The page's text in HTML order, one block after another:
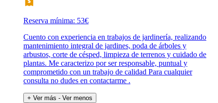
Reserva mínima: 53€
Cuento con experiencia en trabajos de jardinería, realizando
mantenimiento integral de jardines, poda de árboles y
arbustos, corte de césped, limpieza de terrenos y cuidado de
plantas. Me caracterizo por ser responsable, puntual y
comprometido con un trabajo de calidad Para cualquier
consulta no dudes en contactarme .
+ Ver más - Ver menos